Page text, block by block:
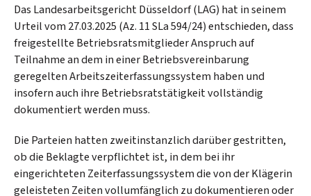
Das Landesarbeitsgericht Düsseldorf (LAG) hat in seinem
Urteil vom 27.03.2025 (Az. 11 SLa 594/24) entschieden, dass
freigestellte Betriebsratsmitglieder Anspruch auf
Teilnahme an dem in einer Betriebsvereinbarung
geregelten Arbeitszeiterfassungssystem haben und
insofern auch ihre Betriebsratstätigkeit vollständig
dokumentiert werden muss.
Die Parteien hatten zweitinstanzlich darüber gestritten,
ob die Beklagte verpflichtet ist, in dem bei ihr
eingerichteten Zeiterfassungssystem die von der Klägerin
geleisteten Zeiten vollumfänglich zu dokumentieren oder